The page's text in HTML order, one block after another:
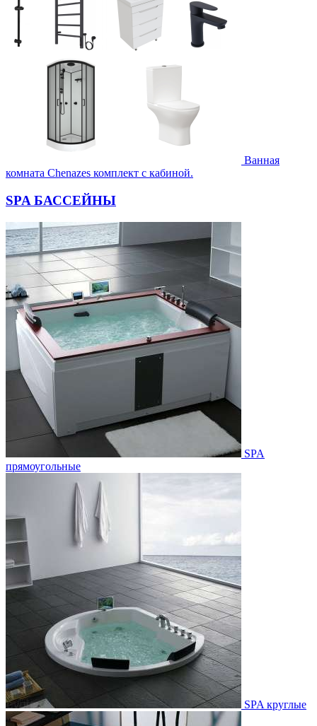
Ванная
комната Chenazes комплект с кабиной.
SPA БАССЕЙНЫ
SPA
прямоугольные
SPA круглые